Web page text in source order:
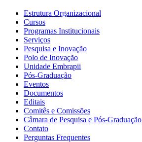
Estrutura Organizacional
Cursos
Programas Institucionais
Serviços
Pesquisa e Inovação
Polo de Inovação
Unidade Embrapii
Pós-Graduação
Eventos
Documentos
Editais
Comitês e Comissões
Câmara de Pesquisa e Pós-Graduação
Contato
Perguntas Frequentes